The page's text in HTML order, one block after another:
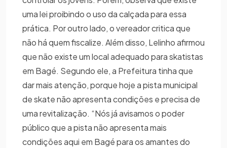
uma lei proibindo o uso da calçada para essa
prática. Por outro lado, o vereador critica que
não há quem fiscalize. Além disso, Lelinho afirmou
que não existe um local adequado para skatistas
em Bagé. Segundo ele, a Prefeitura tinha que
dar mais atenção, porque hoje a pista municipal
de skate não apresenta condições e precisa de
uma revitalização. “Nós já avisamos o poder
público que a pista não apresenta mais
condições aqui em Bagé para os amantes do